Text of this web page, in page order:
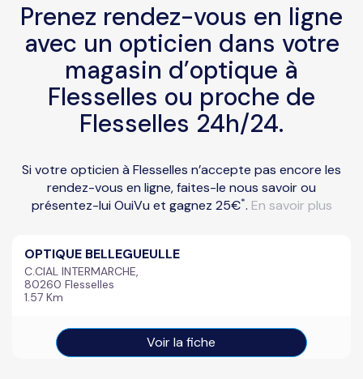
Prenez rendez-vous en ligne
avec un opticien dans votre
magasin d’optique à
Flesselles ou proche de
Flesselles 24h/24.
Si votre opticien à Flesselles n’accepte pas encore les
rendez-vous en ligne, faites-le nous savoir ou
présentez-lui OuiVu et gagnez 25€*. En savoir plus
OPTIQUE BELLEGUEULLE
C.CIAL INTERMARCHE,
80260 Flesselles
1.57 Km
Voir la fiche